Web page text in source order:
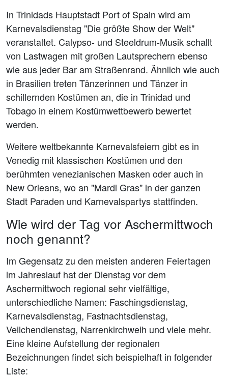
In Trinidads Hauptstadt Port of Spain wird am
Karnevalsdienstag "Die größte Show der Welt"
veranstaltet. Calypso- und Steeldrum-Musik schallt
von Lastwagen mit großen Lautsprechern ebenso
wie aus jeder Bar am Straßenrand. Ähnlich wie auch
in Brasilien treten Tänzerinnen und Tänzer in
schillernden Kostümen an, die in Trinidad und
Tobago in einem Kostümwettbewerb bewertet
werden.
Weitere weltbekannte Karnevalsfeiern gibt es in
Venedig mit klassischen Kostümen und den
berühmten venezianischen Masken oder auch in
New Orleans, wo an "Mardi Gras" in der ganzen
Stadt Paraden und Karnevalspartys stattfinden.
Wie wird der Tag vor Aschermittwoch
noch genannt?
Im Gegensatz zu den meisten anderen Feiertagen
im Jahreslauf hat der Dienstag vor dem
Aschermittwoch regional sehr vielfältige,
unterschiedliche Namen: Faschingsdienstag,
Karnevalsdienstag, Fastnachtsdienstag,
Veilchendienstag, Narrenkirchweih und viele mehr.
Eine kleine Aufstellung der regionalen
Bezeichnungen findet sich beispielhaft in folgender
Liste: